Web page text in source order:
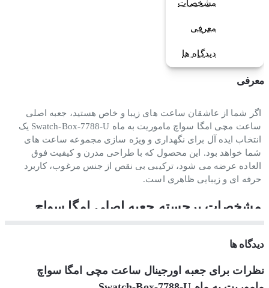
مشخصات
معرفی
دیدگاه ها
معرفی
اگر شما از عاشقان ساعت های زیبا و خاص هستید، جعبه اصلی
ساعت مچی امگا سواچ ماموریت به ماه Swatch-Box-7788-U یک
انتخاب ایده آل برای نگهداری و ویژه سازی مجموعه ساعت های
شما خواهد بود. این محصول که با طراحی مدرن و کیفیت فوق
العاده عرضه می شود، ترکیبی بی نقص از جنس مرغوب، کاربرد
حرفه ای و زیبایی ظاهری است.
مشخصات برجسته جعبه اصلی امگا سواچ
جعبه ساعت امگا سواچ مدل ماموریت به ماه توسط کمپانی معروف
سوئیس تولید شده و توانسته است نظر بسیاری از علاقه مندان به
کالای لوکس را جلب کند. این جعبه نه تنها حفاظت کامل از ساعت
شما را تضمین می کند بلکه یک تجربه لوکس به شما ارائه می دهد.
دیدگاه ها
نظرات برای جعبه اورجینال ساعت مچی امگا سواچ